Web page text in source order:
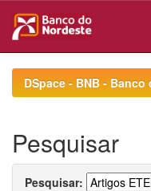
navigationDSpace - BNB -
Pesquisar
Pesquisar: